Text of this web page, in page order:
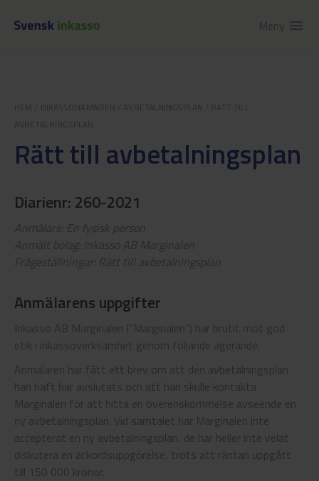
Meny menu
AVBETALNINGSPLAN
RÄTT TILL
AVBETALNINGSPLAN
Rätt till avbetalningsplan
Diarienr: 260-2021
Anmälare: En fysisk person
Anmält bolag: Inkasso AB Marginalen
Frågeställningar: Rätt till avbetalningsplan
Anmälarens uppgifter
Inkasso AB Marginalen (”Marginalen”) har brutit mot god
etik i inkassoverksamhet genom följande agerande.
Anmälaren har fått ett brev om att den avbetalningsplan
han haft har avslutats och att han skulle kontakta
Marginalen för att hitta en överenskommelse avseende en
ny avbetalningsplan. Vid samtalet har Marginalen inte
accepterat en ny avbetalningsplan, de har heller inte velat
diskutera en ackordsuppgörelse, trots att räntan uppgått
till 150 000 kronor.